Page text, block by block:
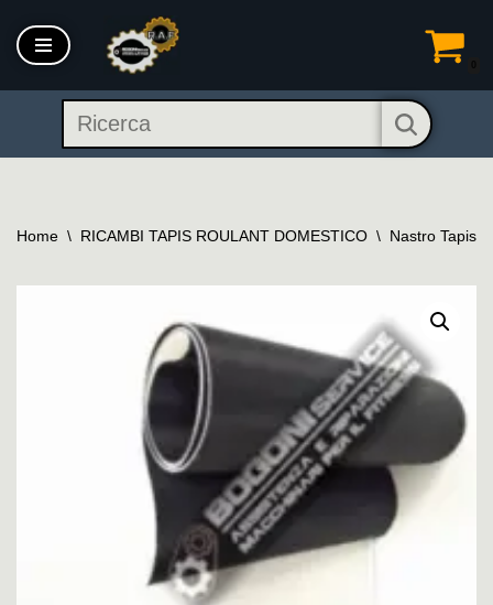
Vai
contenuto
Home \ RICAMBI TAPIS ROULANT DOMESTICO \ Nastro Tapis